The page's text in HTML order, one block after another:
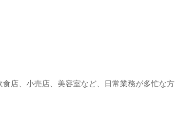
店、小売店、美容室など、日常業務が多忙な方